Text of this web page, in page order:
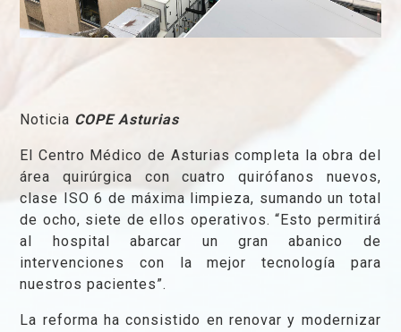
Noticia COPE Asturias
El Centro Médico de Asturias completa la obra del
rea quirúrgica con cuatro quirófanos nuevos,
clase ISO 6 de máxima limpieza, sumando un total
de ocho, siete de ellos operativos. “Esto permitir
al hospital abarcar un gran abanico de
intervenciones con la mejor tecnología para
nuestros pacientes”.
La reforma ha consistido en renovar y modernizar